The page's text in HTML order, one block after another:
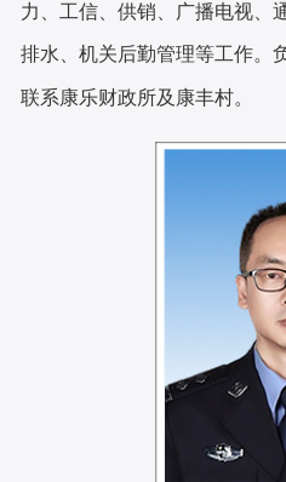
力、工信、供销、广播电视、
排水、机关后勤管理等工作。
联系康乐财政所及康丰村。